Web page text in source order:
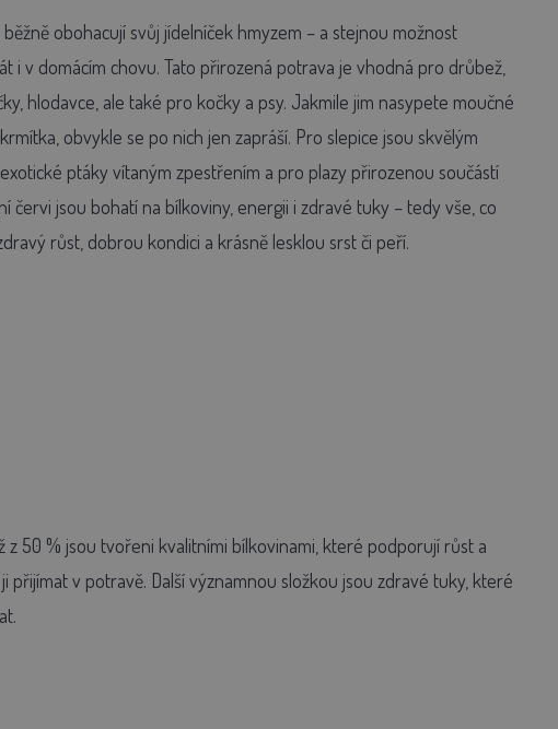
běžně obohacují svůj jídelníček hmyzem – a stejnou možnost
i v domácím chovu. Tato přirozená potrava je vhodná pro drůbež,
hlodavce, ale také pro kočky a psy. Jakmile jim nasypete moučné
obvykle se po nich jen zapráší. Pro slepice jsou skvělým
ptáky vítaným zpestřením a pro plazy přirozenou součástí
červi jsou bohatí na bílkoviny, energii i zdravé tuky – tedy vše, co
růst, dobrou kondici a krásně lesklou srst či peří.
50 % jsou tvořeni kvalitními bílkovinami, které podporují růst a
v potravě. Další významnou složkou jsou zdravé tuky, které